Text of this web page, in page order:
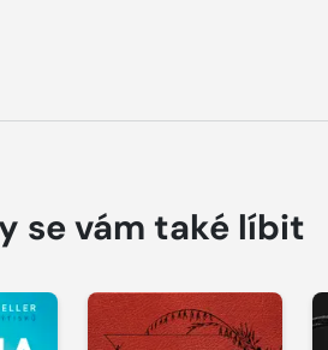
se vám také líbit